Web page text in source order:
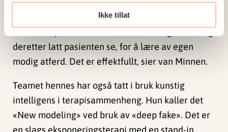
Ikke tillat
– I tillegg er jeg tilhenger av selvmodellering. Vi
deretter latt pasienten se, for å lære av egen
modig atferd. Det er effektfullt, sier van Minnen.
Teamet hennes har også tatt i bruk kunstig
intelligens i terapisammenheng. Hun kaller det
«New modeling» ved bruk av «deep fake». Det er
en slags eksponeringsterapi med en stand-in.